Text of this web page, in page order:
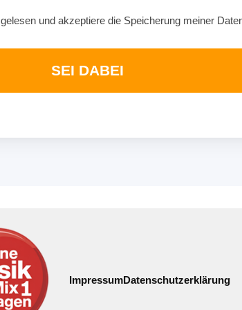
gelesen und akzeptiere die Speicherung meiner
SEI DABEI
ImpressumDatenschutzerklärung